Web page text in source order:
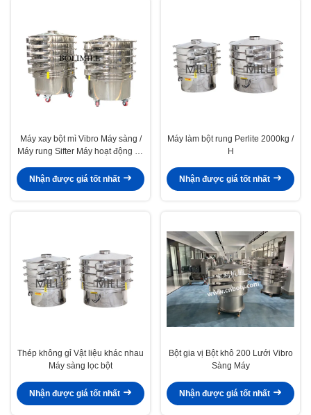
Máy xay bột mì Vibro Máy sàng /
Máy rung Sifter Máy hoạt động dễ
Nhận được giá tốt nhất
Máy làm bột rung Perlite 2000kg /
H
Nhận được giá tốt nhất
Thép không gỉ Vật liệu khác nhau
Máy sàng lọc bột
Nhận được giá tốt nhất
Bột gia vị Bột khô 200 Lưới Vibro
Sàng Máy
Nhận được giá tốt nhất